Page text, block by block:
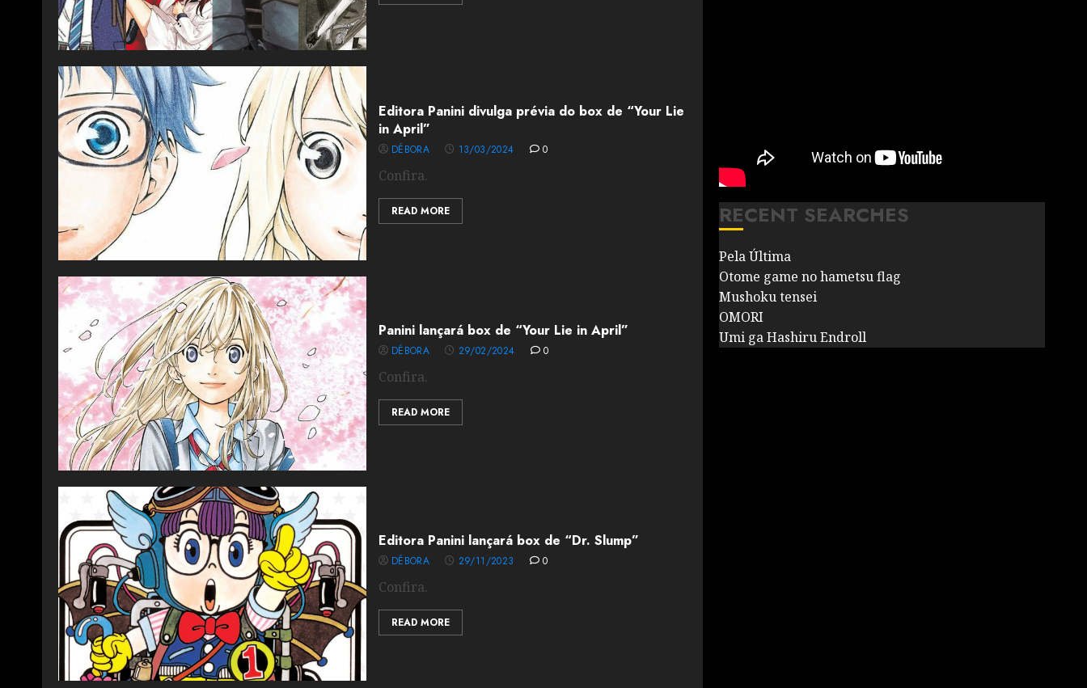
Editora Panini divulga prévia do box de “Your Lie
in April”
DÉBORA 13/03/2024 0
Confira.
READ MORE
Panini lançará box de “Your Lie in April”
DÉBORA 29/02/2024 0
Confira.
READ MORE
Editora Panini lançará box de “Dr. Slump”
DÉBORA 29/11/2023 0
Confira.
READ MORE
RECENT SEARCHES
Pela Última
Otome game no hametsu flag
Mushoku tensei
OMORI
Umi ga Hashiru Endroll